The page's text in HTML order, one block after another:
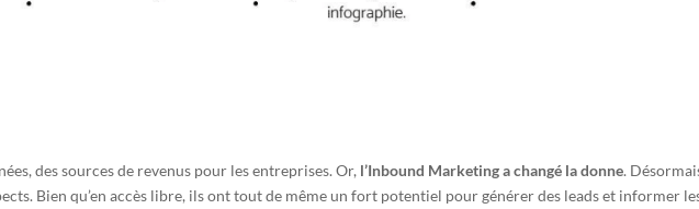
des sources de revenus pour les entreprises. Or, l’Inbound Marketing a changé la donne.
Bien qu’en accès libre, ils ont tout de même un fort potentiel pour générer des leads et informer